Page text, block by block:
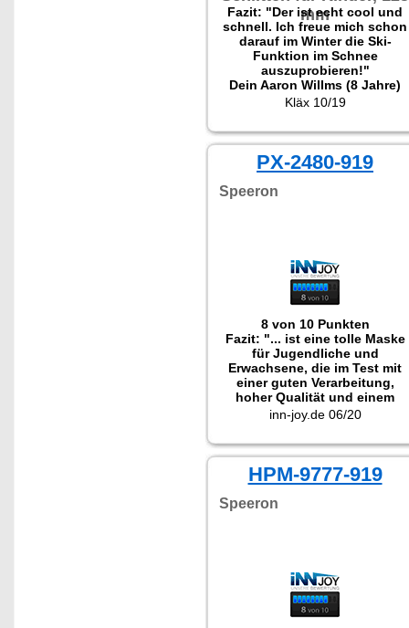
Fazit: "Der ist echt cool und
schnell. Ich freue mich schon
darauf im Winter die Ski-
Funktion im Schnee
auszuprobieren!"
Dein Aaron Willms (8 Jahre)
Kläx 10/19
PX-2480-919
Speeron
8 von 10 Punkten
Fazit: "... ist eine tolle Maske
für Jugendliche und
Erwachsene, die im Test mit
einer guten Verarbeitung,
hoher Qualität und einem
tollen Preis-Leistungs-
Verhältnis überzeugen
konnte."
Getestet wurde NX-9777.
inn-joy.de 06/20
HPM-9777-919
Speeron